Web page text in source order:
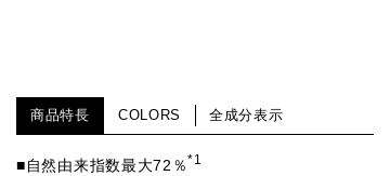
商品特長 COLORS 全成分表示
■自然由来指数最大72％*1